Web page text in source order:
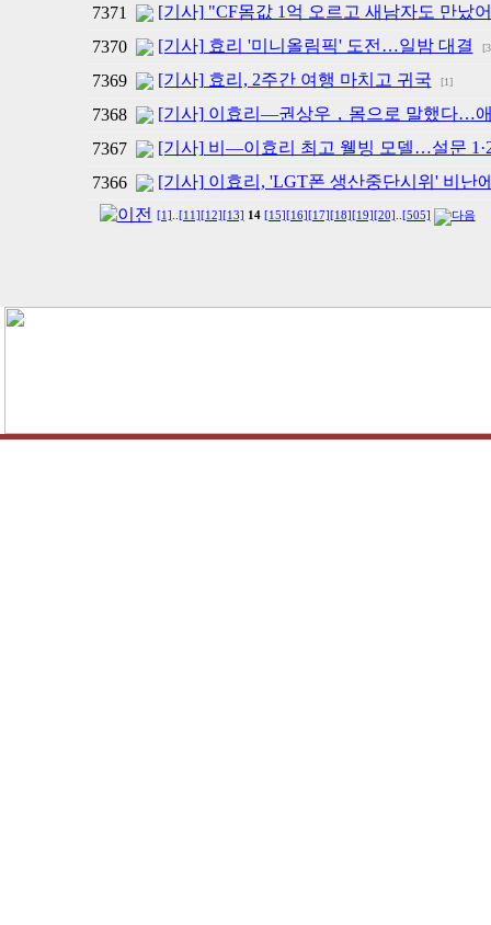
7371
[기사] "CF몸값 1억 오르고 새남자도 만났
7370
[기사] 효리 '미니올림픽' 도전…일밤 대결
7369 [기사] 효리, 2주간 여행 마치고 귀국 [1]
7368
[기사] 이효리―권상우，몸으로 말했다…
7367
[기사] 비―이효리 최고 웰빙 모델…설문
7366
[기사] 이효리, 'LGT폰 생산중단시위' 비난
[1] [11] [12] [13] 14 [15] [16] [17] [18] [19] [20] [505]